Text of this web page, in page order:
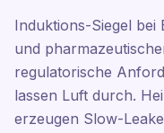
Induktions-Siegel
und
regulatorische
lassen Luft durch.
erzeugen Slow-